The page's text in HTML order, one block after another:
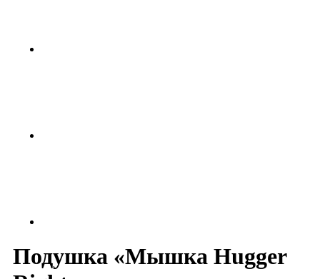
Подушка «Мышка Hugger